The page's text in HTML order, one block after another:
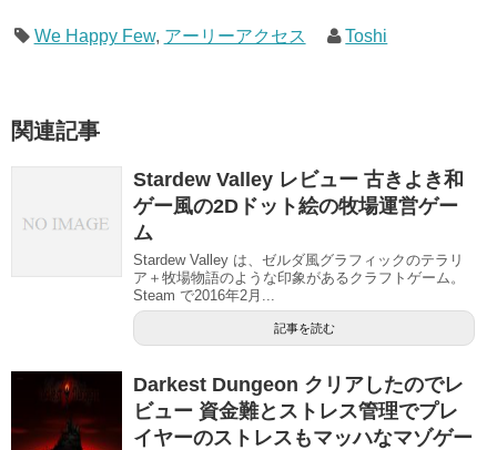
We Happy Few, アーリーアクセス Toshi
関連記事
Stardew Valley レビュー 古きよき和
ゲー風の2Dドット絵の牧場運営ゲー
ム
Stardew Valley は、ゼルダ風グラフィックのテラリ
ア＋牧場物語のような印象があるクラフトゲーム。
Steam で2016年2月...
記事を読む
Darkest Dungeon クリアしたのでレ
ビュー 資金難とストレス管理でプレ
イヤーのストレスもマッハなマゾゲー